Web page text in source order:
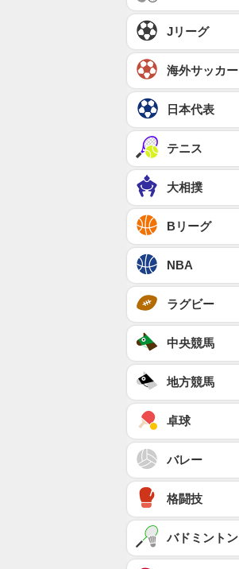
Jリーグ
海外サッカー
日本代表
テニス
大相撲
Bリーグ
NBA
ラグビー
中央競馬
地方競馬
卓球
バレー
格闘技
バドミントン